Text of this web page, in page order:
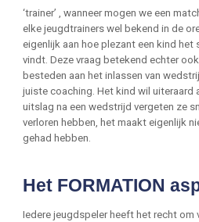
‘trainer’ , wanneer mogen we een
elke jeugdtrainers wel bekend in de
eigenlijk aan hoe plezant een kind het
vindt. Deze vraag betekend echter
besteden aan het inlassen van
juiste coaching. Het kind wil uiteraard
uitslag na een wedstrijd vergeten ze
verloren hebben, het maakt eigenlijk
gehad hebben.
Het FORMATION
Iedere jeugdspeler heeft het recht om